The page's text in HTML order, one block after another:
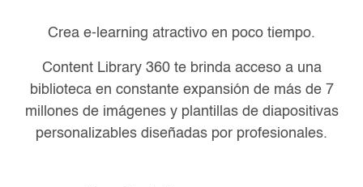
Crea e-learning atractivo en poco tiempo.
Content Library 360 te brinda acceso a una
biblioteca en constanteexpansión de más de 7
millones de imágenes y plantillas dediapositivas
personalizables diseñadas por profesionales.